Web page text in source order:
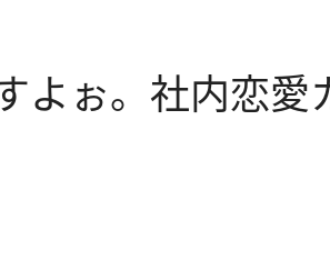
よぉ。社内恋愛